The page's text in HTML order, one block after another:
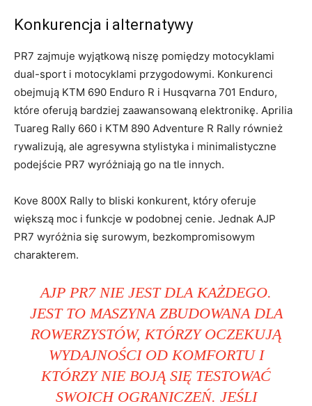
Konkurencja i alternatywy
PR7 zajmuje wyjątkową niszę pomiędzy motocyklami
dual-sport i motocyklami przygodowymi. Konkurenci
obejmują KTM 690 Enduro R i Husqvarna 701 Enduro,
które oferują bardziej zaawansowaną elektronikę. Aprilia
Tuareg Rally 660 i KTM 890 Adventure R Rally również
rywalizują, ale agresywna stylistyka i minimalistyczne
podejście PR7 wyróżniają go na tle innych.
Kove 800X Rally to bliski konkurent, który oferuje
większą moc i funkcje w podobnej cenie. Jednak AJP
PR7 wyróżnia się surowym, bezkompromisowym
charakterem.
AJP PR7 NIE JEST DLA KAŻDEGO.
JEST TO MASZYNA ZBUDOWANA DLA
ROWERZYSTÓW, KTÓRZY OCZEKUJĄ
WYDAJNOŚCI OD KOMFORTU I
KTÓRZY NIE BOJĄ SIĘ TESTOWAĆ
SWOICH OGRANICZEŃ. JEŚLI